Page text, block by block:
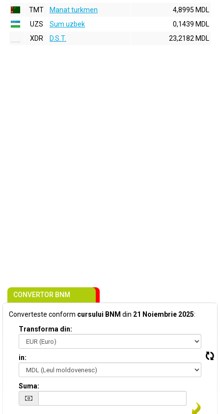
TMT
Manat turkmen
4,8995 MDL
UZS
Sum uzbek
0,1439 MDL
XDR
D.S.T. 23,2182 MDL
CONVERTOR BNM
Converteste conform cursului BNM din 21 Noiembrie 2025:
Transforma din:
in:
Suma: